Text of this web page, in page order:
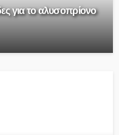
για το αλυσοπρίονο